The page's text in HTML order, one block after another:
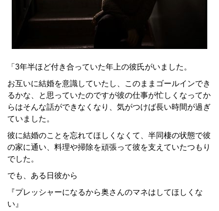
「3年半ほど付き合っていた年上の彼氏がいました。
お互いに結婚を意識していたし、このままゴールインでき
るかな、と思っていたのですが彼の仕事が忙しくなってか
らはそんな話ができなくなり、気がつけば長い時間が過ぎ
ていました。
彼に結婚のことを忘れてほしくなくて、半同棲の状態で彼
の家に通い、料理や掃除を頑張って彼を支えていたつもり
でした。
でも、ある日彼から
『プレッシャーになるから奥さんのマネはしてほしくな
い』